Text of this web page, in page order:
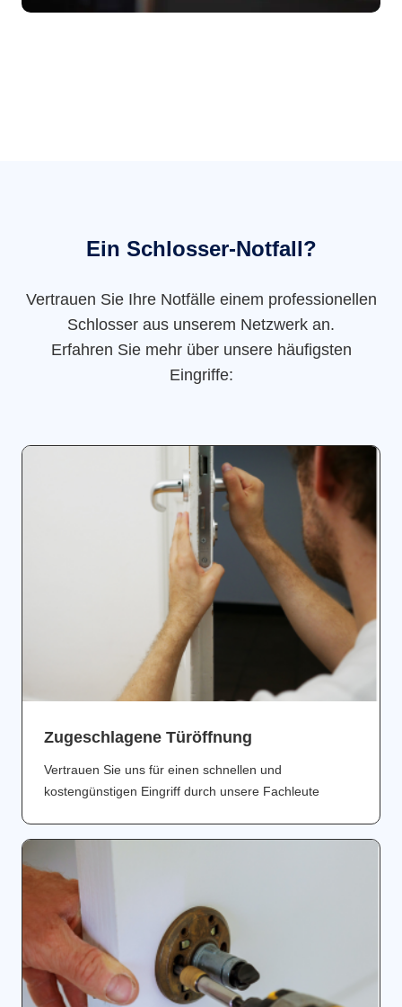
Ein Schlosser-Notfall?
Vertrauen Sie Ihre Notfälle einem professionellen
Schlosser aus unserem Netzwerk an.
Erfahren Sie mehr über unsere häufigsten
Eingriffe:
Zugeschlagene Türöffnung
Vertrauen Sie uns für einen schnellen und
kostengünstigen Eingriff durch unsere Fachleute